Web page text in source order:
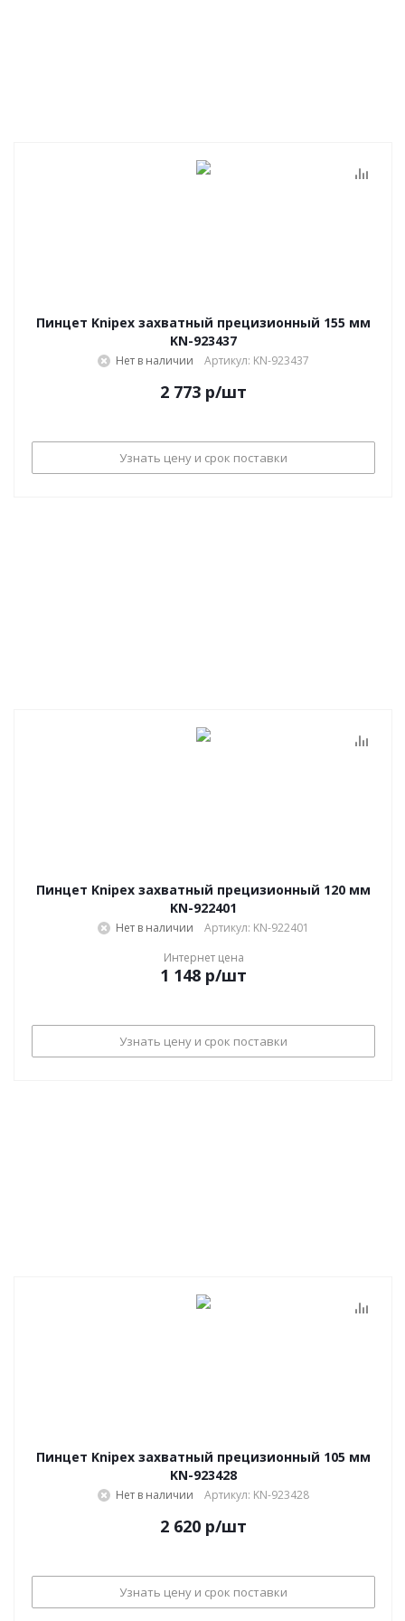
Пинцет Knipex захватный прецизионный 155 мм
KN-923437
Нет в наличии Артикул: KN-923437
2 773 р/шт
Узнать цену и срок поставки
Пинцет Knipex захватный прецизионный 120 мм
KN-922401
Нет в наличии
Артикул: KN-922401
Интернет цена
1 148 р/шт
Узнать цену и срок поставки
Пинцет Knipex захватный прецизионный 105 мм
KN-923428
Нет в наличии Артикул: KN-923428
2 620 р/шт
Узнать цену и срок поставки